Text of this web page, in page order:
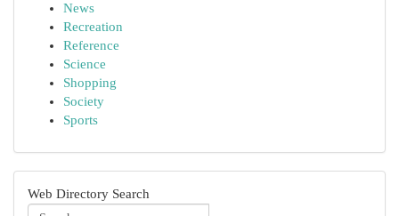
News
Recreation
Reference
Science
Shopping
Society
Sports
Web Directory Search